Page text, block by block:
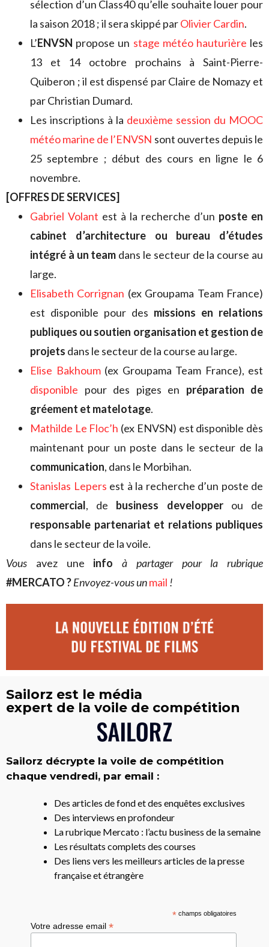
sélection d’un Class40 qu’elle souhaite louer pour
la saison 2018 ; il sera skippé parOlivier Cardin.
L’ENVSN propose un stage météo hauturière les
13 et 14 octobre prochains à Saint-Pierre-
Quiberon ; il est dispensé par Claire de Nomazy et
par Christian Dumard.
Les inscriptions à la deuxième session du MOOC
météo marine de l’ENVSN sont ouvertes depuis le
25 septembre ; début des cours en ligne le 6
novembre.
[OFFRES DE SERVICES]
Gabriel Volant est à la recherche d’un poste en
cabinet d’architecture ou bureau d’études
intégré à un team dans le secteur de la course au
large.
Elisabeth Corrignan (ex Groupama Team France)
est disponible pour des missions en relations
publiques ou soutien organisation et gestion de
projets dans le secteur de la course au large.
Elise Bakhoum(ex Groupama Team France), est
disponible pour des piges en préparation de
gréement et matelotage.
Mathilde Le Floc’h (ex ENVSN) est disponible dès
maintenant pour un poste dans le secteur de la
communication, dans le Morbihan.
Stanislas Lepers est à la recherche d’un poste de
commercial, de business developperou de
responsable partenariat et relations publiques
dans le secteur de la voile.
Vous avez une info à partager pour la rubrique
#MERCATO ?Envoyez-vous unmail !
Sailorz est le média
expert de la voile de compétition
Sailorz décrypte la voile de compétition
chaque vendredi, par email :
Des articles de fond et des enquêtes exclusives
Des interviews en profondeur
La rubrique Mercato : l’actu business de la semaine
Les résultats complets des courses
Des liens vers les meilleurs articles de la presse
française et étrangère
*champs obligatoires
Votre adresse email*